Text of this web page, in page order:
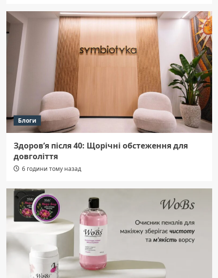
Блоги
Здоров’я після 40: Щорічні обстеження для
довголіття
6 години тому назад